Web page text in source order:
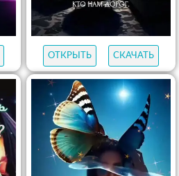
ОТКРЫТЬ СКАЧАТЬ